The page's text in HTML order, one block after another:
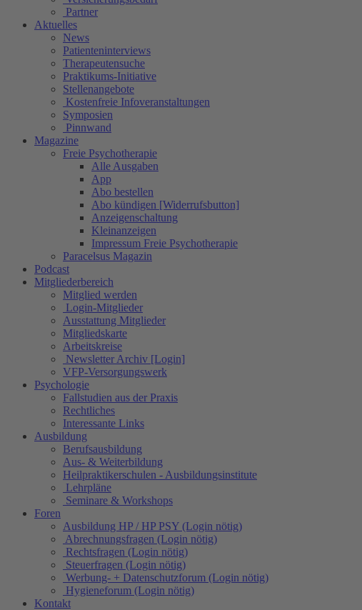
Partner
Aktuelles
News
Patienteninterviews
Therapeutensuche
Praktikums-Initiative
Stellenangebote
Kostenfreie Infoveranstaltungen
Symposien
Pinnwand
Magazine
Freie Psychotherapie
Alle Ausgaben
App
Abo bestellen
Abo kündigen [Widerrufsbutton]
Anzeigenschaltung
Kleinanzeigen
Impressum Freie Psychotherapie
Paracelsus Magazin
Podcast
Mitgliederbereich
Mitglied werden
Login-Mitglieder
Ausstattung Mitglieder
Mitgliedskarte
Arbeitskreise
Newsletter Archiv [Login]
VFP-Versorgungswerk
Psychologie
Fallstudien aus der Praxis
Rechtliches
Interessante Links
Ausbildung
Berufsausbildung
Aus- & Weiterbildung
Heilpraktikerschulen - Ausbildungsinstitute
Lehrpläne
Seminare & Workshops
Foren
Ausbildung HP / HP PSY (Login nötig)
Abrechnungsfragen (Login nötig)
Rechtsfragen (Login nötig)
Steuerfragen (Login nötig)
Werbung- + Datenschutzforum (Login nötig)
Hygieneforum (Login nötig)
Kontakt